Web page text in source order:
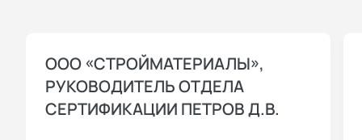
ООО «СТРОЙМАТЕРИАЛЫ»,
РУКОВОДИТЕЛЬ ОТДЕЛА
СЕРТИФИКАЦИИ ПЕТРОВ Д.В.